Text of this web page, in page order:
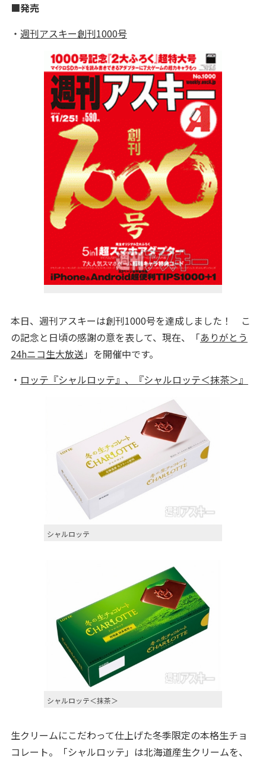
■発売
・ 週刊アスキー創刊1000号
本日、週刊アスキーは創刊1000号を達成しました！ こ
の記念と日頃の感謝の意を表して、現在、「ありがとう
24hニコ生大放送 」を開催中です。
・ ロッテ『シャルロッテ』、『シャルロッテ＜抹茶＞』
シャルロッテ
シャルロッテ＜抹茶＞
生クリームにこだわって仕上げた冬季限定の本格生チョ
コレート。「シャルロッテ」は北海道産生クリームを、